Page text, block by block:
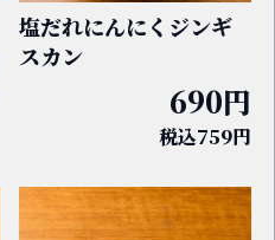
塩だれにんにくジンギ
スカン
690円
税込759円